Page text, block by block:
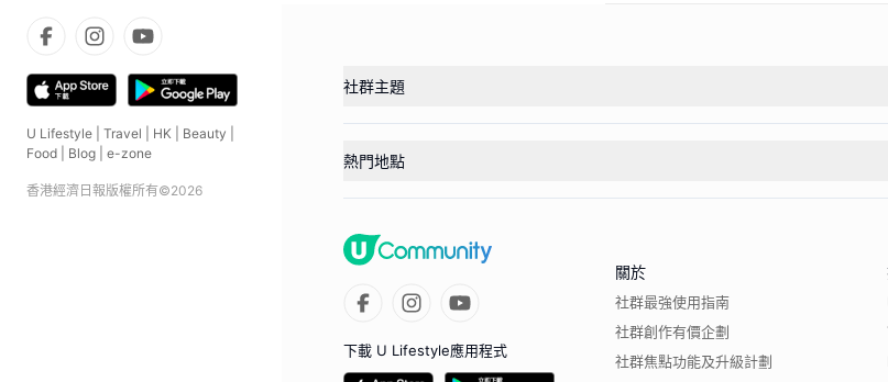
U Lifestyle Travel HK Beauty
Food
Blog e-zone
香港經濟日報版權所有©2026
社群主題
熱門地點
下載 U Lifestyle應用程式
關於
社群最強使用指南
社群創作有價企劃
社群焦點功能及升級計劃